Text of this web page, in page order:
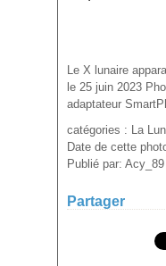
Le X lunaire
le 25 juin 2023
adaptateur
catégories : La
Date de cette
Publié par: Acy_89
Partager